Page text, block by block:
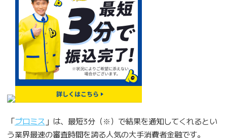
「プロミス 」は、最短3分（※）で結果を通知してくれるとい
う業界最速の審査時間を誇る人気の大手消費者金融です。